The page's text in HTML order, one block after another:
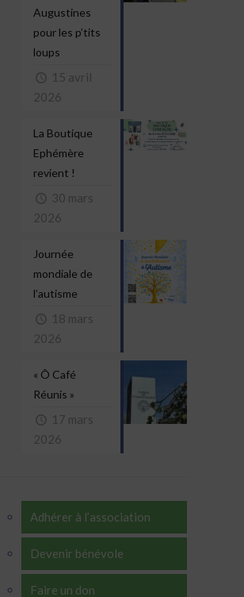
Augustines
pour les p’tits
loups
15 avril
2026
La Boutique
Ephémère
revient !
30 mars
2026
Journée
mondiale de
l’autisme
18 mars
2026
« Ô Café
Réunis »
17 mars
2026
Adhérer à l’association
Devenir bénévole
Faire un don